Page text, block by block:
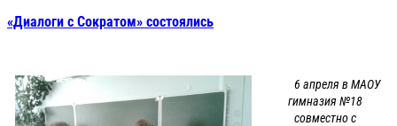
«Диалоги с Сократом» состоялись
6 апреля в МАОУ
гимназия №18
совместно с